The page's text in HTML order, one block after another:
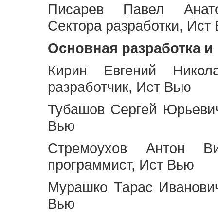
Писарев Павел
Сектора разработки,
Основная разработка
Кирин Евгений
разработчик, Ист Вью
Тубашов Сергей
Вью
Стремоухов Антон
программист, Ист Вью
Мурашко Тарас
Вью